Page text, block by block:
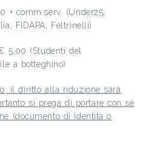
+ comm.serv. (Under25,
FIDAPA, Feltrinelli)
5,00 (Studenti del
a botteghino)
il diritto alla riduzione sarà
si prega di portare con sé
(documento di identità o